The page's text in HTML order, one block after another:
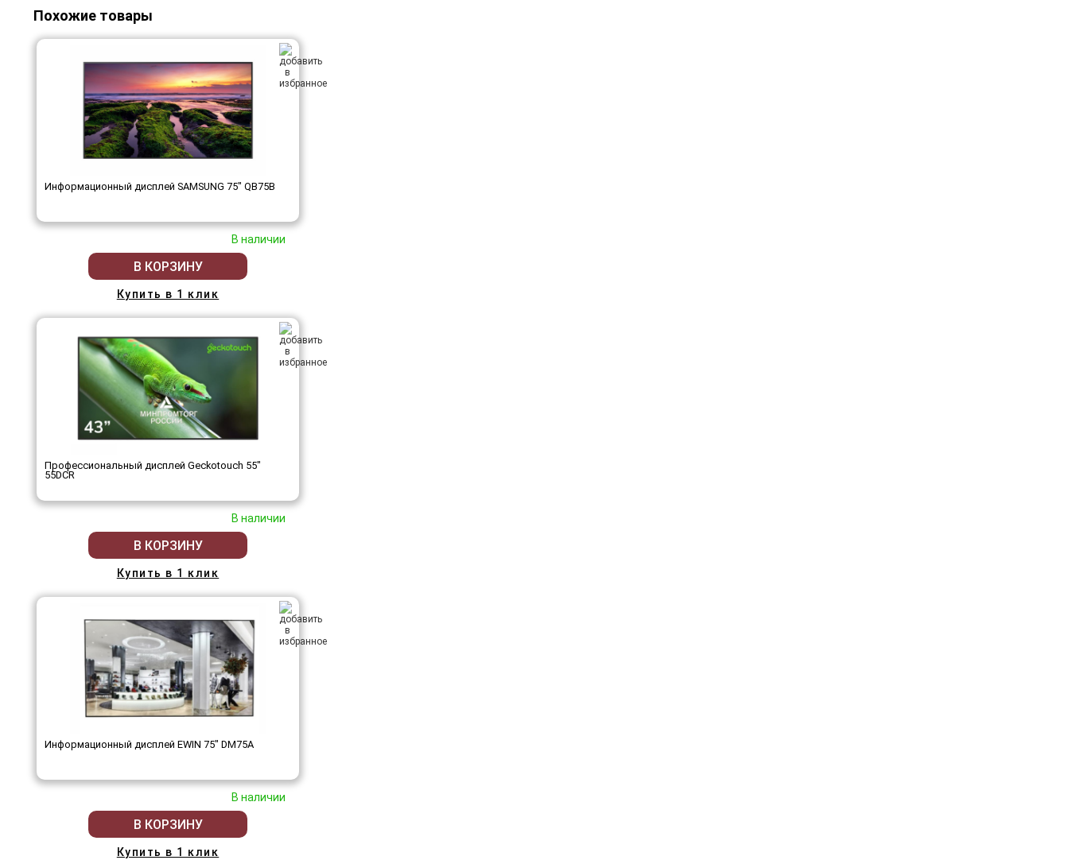
Похожие товары
Информационный дисплей SAMSUNG 75" QB75B
В наличии
В КОРЗИНУ
Купить в 1 клик
Профессиональный дисплей Geckotouch 55"
55DCR
В наличии
В КОРЗИНУ
Купить в 1 клик
Информационный дисплей EWIN 75" DM75A
В наличии
В КОРЗИНУ
Купить в 1 клик